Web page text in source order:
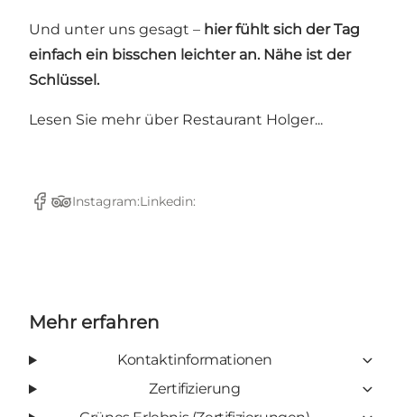
Und unter uns gesagt – hier fühlt sich der Tag
einfach ein bisschen leichter an. Nähe ist der
Schlüssel.
Lesen Sie mehr über Restaurant Holger...
Facebook
TripAdvisor
Instagram:Linkedin:
Mehr erfahren
Kontaktinformationen
Zertifizierung